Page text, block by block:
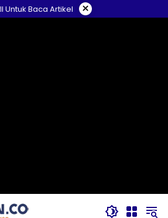
Untuk Baca Artikel ×